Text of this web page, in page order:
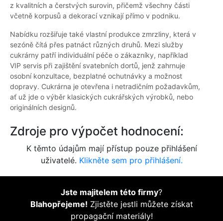
z kvalitních a čerstvých surovin, přičemž všechny části
včetně korpusů a dekorací vznikají přímo v podniku.
Nabídku rozšiřuje také vlastní produkce zmrzliny, která v
sezóně čítá přes patnáct různých druhů. Mezi služby
cukrárny patří individuální péče o zákazníky, například
VIP servis při zajištění svatebních dortů, jenž zahrnuje
osobní konzultace, bezplatné ochutnávky a možnost
dopravy. Cukrárna je otevřena i netradičním požadavkům,
ať už jde o výběr klasických cukrářských výrobků, nebo
originálních designů.
Zdroje pro výpočet hodnocení:
K těmto údajům mají přístup pouze přihlášení
uživatelé. Klikněte sem pro přihlášení.
Jste majitelem této firmy?
Blahopřejeme! Zjistěte jestli můžete získat
propagační materiály!